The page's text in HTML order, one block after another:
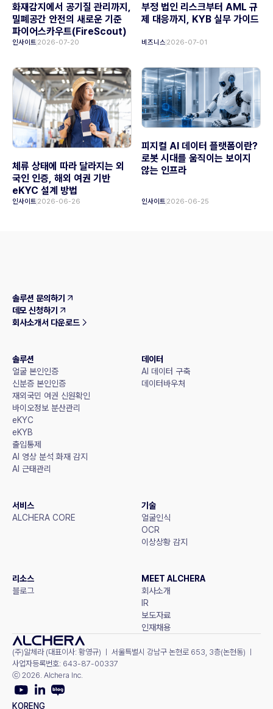
화재감지에서 공기질 관리까지,
밀폐공간 안전의 새로운 기준
파이어스카우트(FireScout)
인사이트 2026-07-20
부정 법인 리스크부터 AML 규
제 대응까지, KYB 실무 가이드
비즈니스 2026-07-01
체류 상태에 따라 달라지는 외
국인 인증, 해외 여권 기반
eKYC 설계 방법
인사이트 2026-06-26
피지컬 AI 데이터 플랫폼이란?
로봇 시대를 움직이는 보이지
않는 인프라
인사이트 2026-06-25
솔루션 문의하기
데모 신청하기
회사소개서 다운로드
솔루션
얼굴 본인인증
신분증 본인인증
재외국민 여권 신원확인
바이오정보 분산관리
eKYC
eKYB
출입통제
AI 영상 분석 화재 감지
AI 근태관리
데이터
AI 데이터 구축
데이터바우처
서비스
ALCHERA CORE
기술
얼굴인식
OCR
이상상황 감지
리소스
블로그
MEET ALCHERA
회사소개
IR
보도자료
인재채용
(주)알체라 (대표이사: 황영규) ㅣ 서울특별시 강남구 논현로 653, 3층(논현동) ㅣ
사업자등록번호: 643-87-00337
ⓒ 2026. Alchera Inc.
KORENG